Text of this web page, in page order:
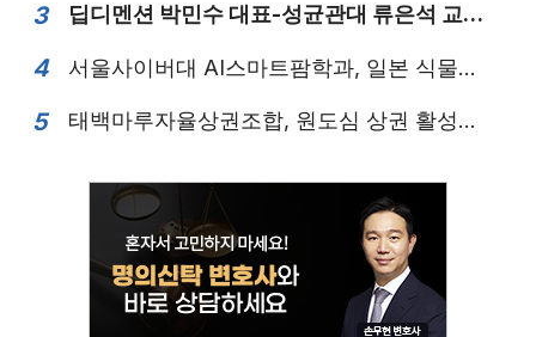
3 딥디멘션 박민수 대표-성균관대 류은석 교수, 3D 메쉬 재구성 논문으로 ECCV 등재
4 서울사이버대 AI스마트팜학과, 일본 식물공장 산업 ‘연구-전시-생산’ 과정 경험
5 태백마루자율상권조합, 원도심 상권 활성화 본격 추진